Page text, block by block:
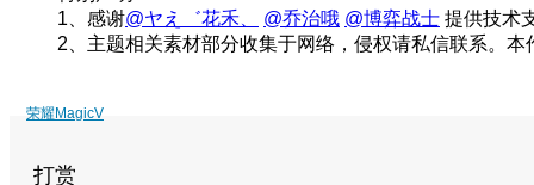
1、感谢@ヤえ゛花禾、 @乔治哦 @博弈战士 提供技术
2、主题相关素材部分收集于网络，侵权请私信联系。
荣耀MagicV
打赏